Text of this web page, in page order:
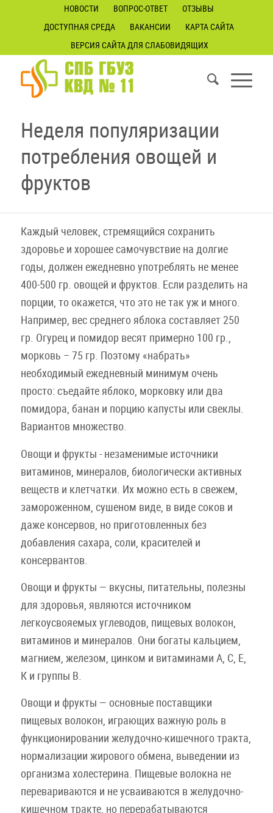
НОВОСТИ ВОПРОС-ОТВЕТ
ОТЗЫВЫ
ДОСТУПНАЯ СРЕДА
ВАКАНСИИ
КАРТА САЙТА
ВЕРСИЯ САЙТА ДЛЯ СЛАБОВИДЯЩИХ
Неделя популяризации
потребления овощей и
фруктов
Каждый человек, стремящийся сохранить
здоровье и хорошее самочувствие на долгие
годы, должен ежедневно употреблять не менее
400-500 гр. овощей и фруктов. Если разделить на
порции, то окажется, что это не так уж и много.
Например, вес среднего яблока составляет 250
гр. Огурец и помидор весят примерно 100 гр.,
морковь – 75 гр. Поэтому «набрать»
необходимый ежедневный минимум очень
просто: съедайте яблоко, морковку или два
помидора, банан и порцию капусты или свеклы.
Вариантов множество.
Овощи и фрукты - незаменимые источники
витаминов, минералов, биологически активных
веществ и клетчатки. Их можно есть в свежем,
замороженном, сушеном виде, в виде соков и
даже консервов, но приготовленных без
добавления сахара, соли, красителей и
консервантов.
Овощи и фрукты — вкусны, питательны, полезны
для здоровья, являются источником
легкоусвояемых углеводов, пищевых волокон,
витаминов и минералов. Они богаты кальцием,
магнием, железом, цинком и витаминами А, С, Е,
К и группы В.
Овощи и фрукты — основные поставщики
пищевых волокон, играющих важную роль в
функционировании желудочно-кишечного тракта,
нормализации жирового обмена, выведении из
организма холестерина. Пищевые волокна не
перевариваются и не усваиваются в желудочно-
кишечном тракте, но перерабатываются